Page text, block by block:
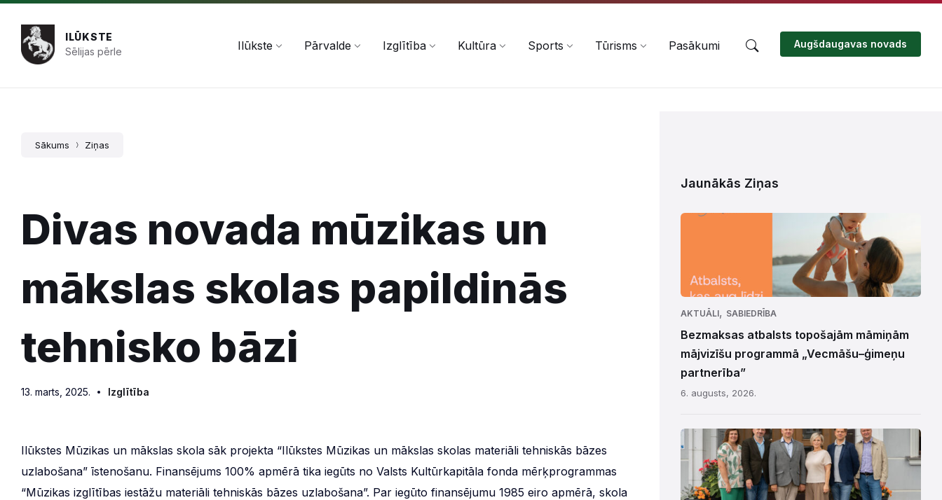
Pāriet
saturu
Skip
navigation
Skip
footer
ILŪKSTE
Sēlijas pērle
Ilūkste Pārvalde Izglītība Kultūra Sports Tūrisms Pasākumi Augšdaugavas novads
Sākums Ziņas
Divas novada mūzikas un
mākslas skolas papildinās
tehnisko bāzi
13. marts, 2025. Izglītība
Ilūkstes Mūzikas un mākslas skola sāk projekta “Ilūkstes Mūzikas un mākslas skolas materiāli tehniskās bāzes
uzlabošana” īstenošanu. Finansējums 100% apmērā tika iegūts no Valsts Kultūrkapitāla fonda mērķprogrammas
“Mūzikas izglītības iestāžu materiāli tehniskās bāzes uzlabošana”. Par iegūto finansējumu 1985 eiro apmērā, skola
Jaunākās Ziņas
AKTUĀLI, SABIEDRĪBA
Bezmaksas atbalsts topošajām māmiņām
mājvizīšu programmā „Vecmāšu–ģimeņu
partnerība”
6. augusts, 2026.